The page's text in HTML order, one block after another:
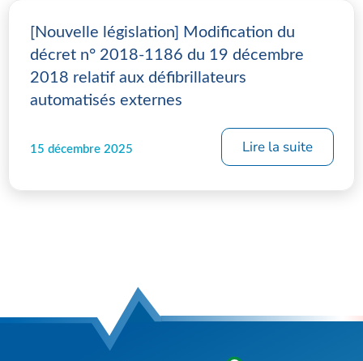
[Nouvelle législation] Modification du
décret n° 2018-1186 du 19 décembre
2018 relatif aux défibrillateurs
automatisés externes
15 décembre 2025 Lire la suite